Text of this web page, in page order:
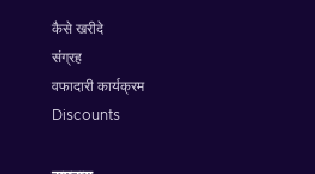
कैसे खरीदे
संग्रह
वफादारी कार्यक्रम
Discounts